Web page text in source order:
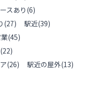
スあり(6)
(27) 駅近(39)
(45)
(22)
(26) 駅近の屋外(13)